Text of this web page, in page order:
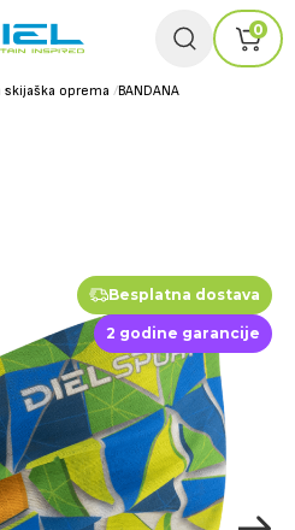
0
skijaška oprema /BANDANA
Besplatna dostava
2 godine garancije